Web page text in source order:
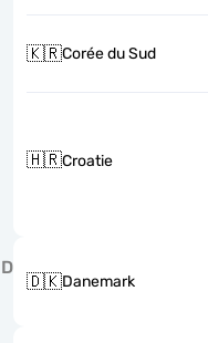
🇰🇷Corée du Sud
🇭🇷Croatie
D
🇩🇰Danemark